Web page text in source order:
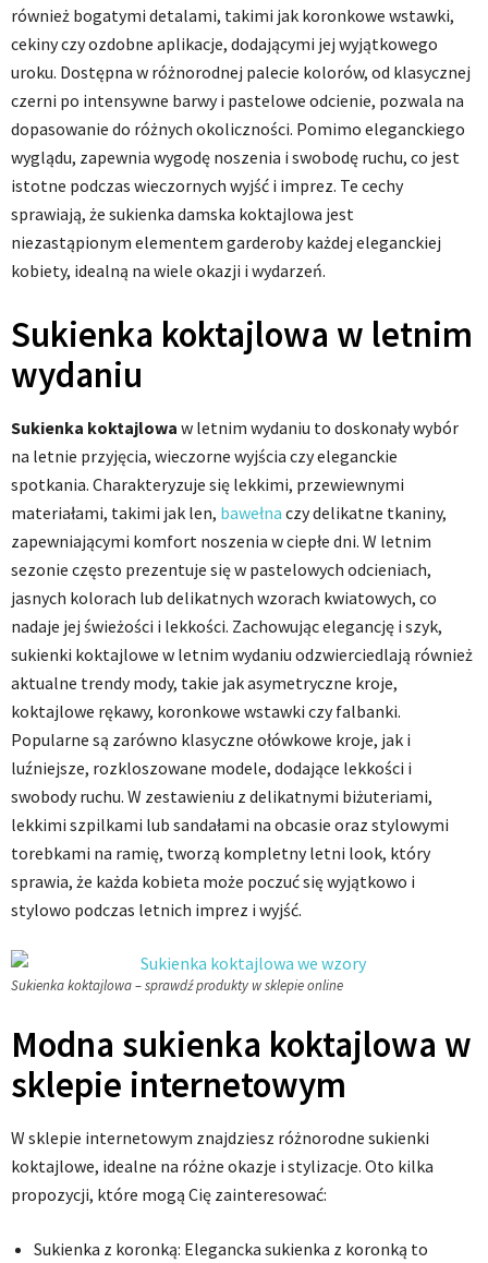
również bogatymi detalami, takimi jak koronkowe wstawki,
cekiny czy ozdobne aplikacje, dodającymi jej wyjątkowego
uroku. Dostępna w różnorodnej palecie kolorów, od klasycznej
czerni po intensywne barwy i pastelowe odcienie, pozwala na
dopasowanie do różnych okoliczności. Pomimo eleganckiego
wyglądu, zapewnia wygodę noszenia i swobodę ruchu, co jest
istotne podczas wieczornych wyjść i imprez. Te cechy
sprawiają, że sukienka damska koktajlowa jest
niezastąpionym elementem garderoby każdej eleganckiej
kobiety, idealną na wiele okazji i wydarzeń.
Sukienka koktajlowa w letnim
wydaniu
Sukienka koktajlowa w letnim wydaniu to doskonały wybór
na letnie przyjęcia, wieczorne wyjścia czy eleganckie
spotkania. Charakteryzuje się lekkimi, przewiewnymi
materiałami, takimi jak len, bawełna czy delikatne tkaniny,
zapewniającymi komfort noszenia w ciepłe dni. W letnim
sezonie często prezentuje się w pastelowych odcieniach,
jasnych kolorach lub delikatnych wzorach kwiatowych, co
nadaje jej świeżości i lekkości. Zachowując elegancję i szyk,
sukienki koktajlowe w letnim wydaniu odzwierciedlają również
aktualne trendy mody, takie jak asymetryczne kroje,
koktajlowe rękawy, koronkowe wstawki czy falbanki.
Popularne są zarówno klasyczne ołówkowe kroje, jak i
luźniejsze, rozkloszowane modele, dodające lekkości i
swobody ruchu. W zestawieniu z delikatnymi biżuteriami,
lekkimi szpilkami lub sandałami na obcasie oraz stylowymi
torebkami na ramię, tworzą kompletny letni look, który
sprawia, że każda kobieta może poczuć się wyjątkowo i
stylowo podczas letnich imprez i wyjść.
Sukienka koktajlowa – sprawdź produkty w sklepie online
Modna sukienka koktajlowa w
sklepie internetowym
W sklepie internetowym znajdziesz różnorodne sukienki
koktajlowe, idealne na różne okazje i stylizacje. Oto kilka
propozycji, które mogą Cię zainteresować:
Sukienka z koronką: Elegancka sukienka z koronką to